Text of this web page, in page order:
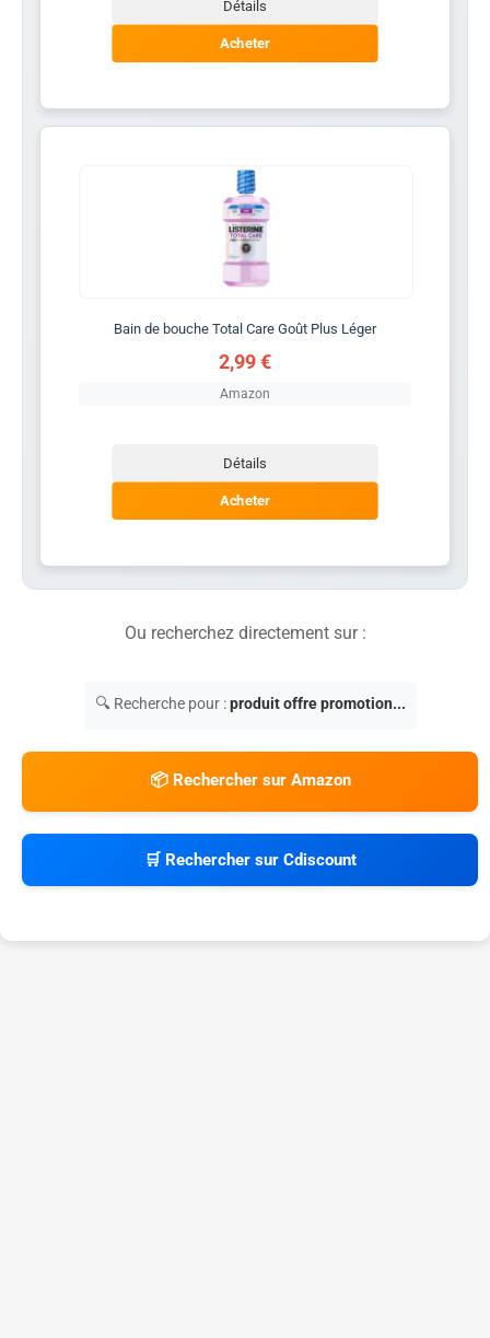
Détails
Acheter
Bain de bouche Total Care Goût Plus Léger
2,99 €
Amazon
Détails
Acheter
Ou recherchez directement sur :
🔍 Recherche pour :produit offre promotion...
📦 Rechercher sur Amazon
🛒 Rechercher sur Cdiscount